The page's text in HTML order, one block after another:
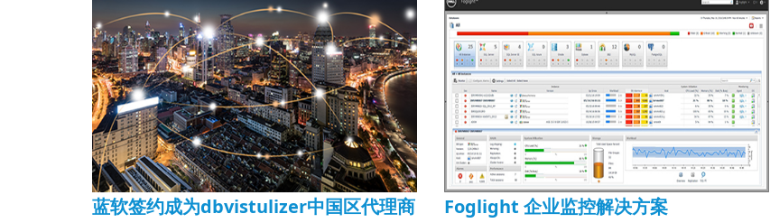
蓝软签约成为dbvistulizer中国区代理商 Foglight 企业监控解决方案